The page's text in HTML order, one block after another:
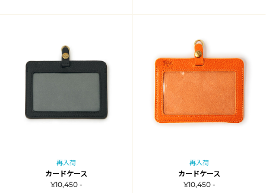
再入荷
カードケース
¥10,450 -
再入荷
カードケース
¥10,450 -